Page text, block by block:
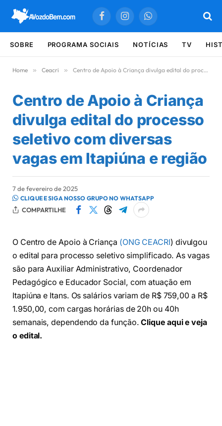
FacebookInstagramWhatsApp
SOBRE PROGRAMA SOCIAIS NOTÍCIAS TV
Home » Ceacri » Centro de Apoio à Criança divulga edital do processo seletivo com diversas vagas em Itapiúna e região
Centro de Apoio à Criança
divulga edital do processo
seletivo com diversas
vagas em Itapiúna e região
7 de fevereiro de 2025
CLIQUE E SIGA NOSSO GRUPO NO WHATSAPP
COMPARTILHE
O Centro de Apoio à Criança (ONG CEACRI) divulgou
o edital para processo seletivo simplificado. As vagas
são para Auxiliar Administrativo, Coordenador
Pedagógico e Educador Social, com atuação em
Itapiúna e Itans. Os salários variam de R$ 759,00 a R$
1.950,00, com cargas horárias de 20h ou 40h
semanais, dependendo da função.Clique aqui e veja
o edital.